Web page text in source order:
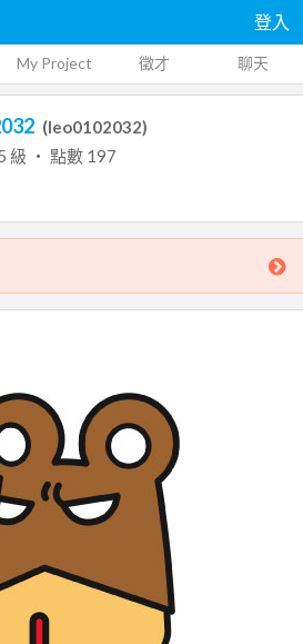
登入
My Project 徵才 聊天
(leo0102032)
級 ‧ 點數 197